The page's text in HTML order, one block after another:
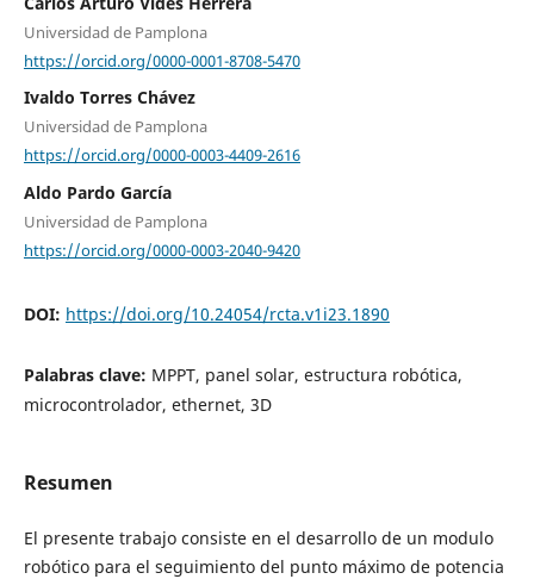
Universidad de Pamplona
https://orcid.org/0000-0001-8708-5470
Ivaldo Torres Chávez
Universidad de Pamplona
https://orcid.org/0000-0003-4409-2616
Aldo Pardo García
Universidad de Pamplona
https://orcid.org/0000-0003-2040-9420
DOI: https://doi.org/10.24054/rcta.v1i23.1890
Palabras clave: MPPT, panel solar, estructura robótica,
microcontrolador, ethernet, 3D
Resumen
El presente trabajo consiste en el desarrollo de un modulo
robótico para el seguimiento del punto máximo de potencia